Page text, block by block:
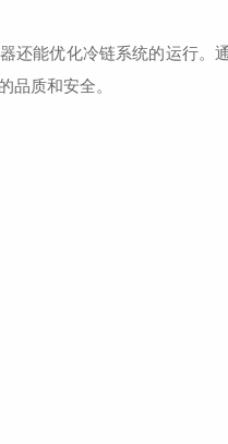
能优化冷链系统的运行。通
品质和安全。